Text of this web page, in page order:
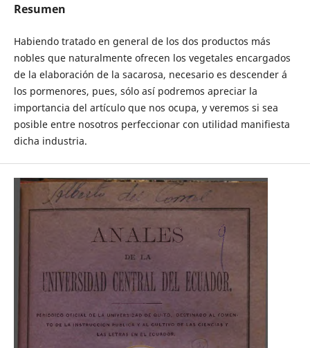
Resumen
Habiendo tratado en general de los dos productos más
nobles que naturalmente ofrecen los vegetales encargados
de la elaboración de la sacarosa, necesario es descender á
los pormenores, pues, sólo así podremos apreciar la
importancia del artículo que nos ocupa, y veremos si sea
posible entre nosotros perfeccionar con utilidad manifiesta
dicha industria.